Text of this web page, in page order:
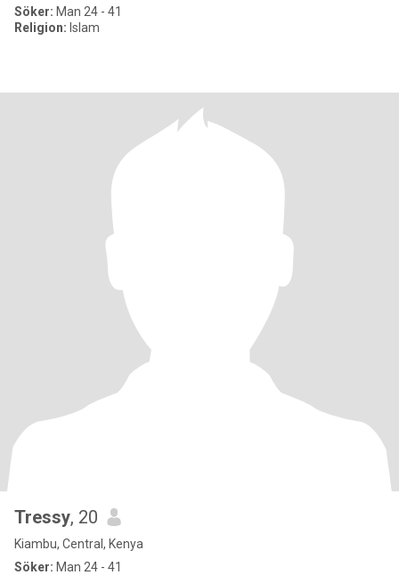
Söker: Man 24 - 41
Religion: Islam
Tressy, 20
Kiambu, Central, Kenya
Söker: Man 24 - 41